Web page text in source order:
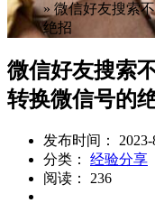
» 微信好友搜索
绝招
微信好友搜索
转换微信号的
发布时间： 2023-
分类： 经验分享
阅读： 236